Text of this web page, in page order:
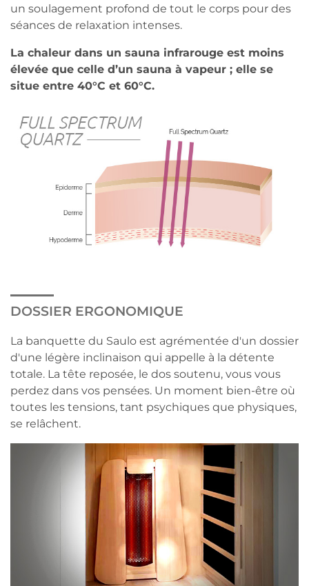
un soulagement profond de tout le corps pour des
séances de relaxation intenses.
La chaleur dans un sauna infrarouge est moins
élevée que celle d’un sauna à vapeur ; elle se
situe entre 40°C et 60°C.
DOSSIER ERGONOMIQUE
La banquette du Saulo est agrémentée d'un dossier
d'une légère inclinaison qui appelle à la détente
totale. La tête reposée, le dos soutenu, vous vous
perdez dans vos pensées. Un moment bien-être où
toutes les tensions, tant psychiques que physiques,
se relâchent.